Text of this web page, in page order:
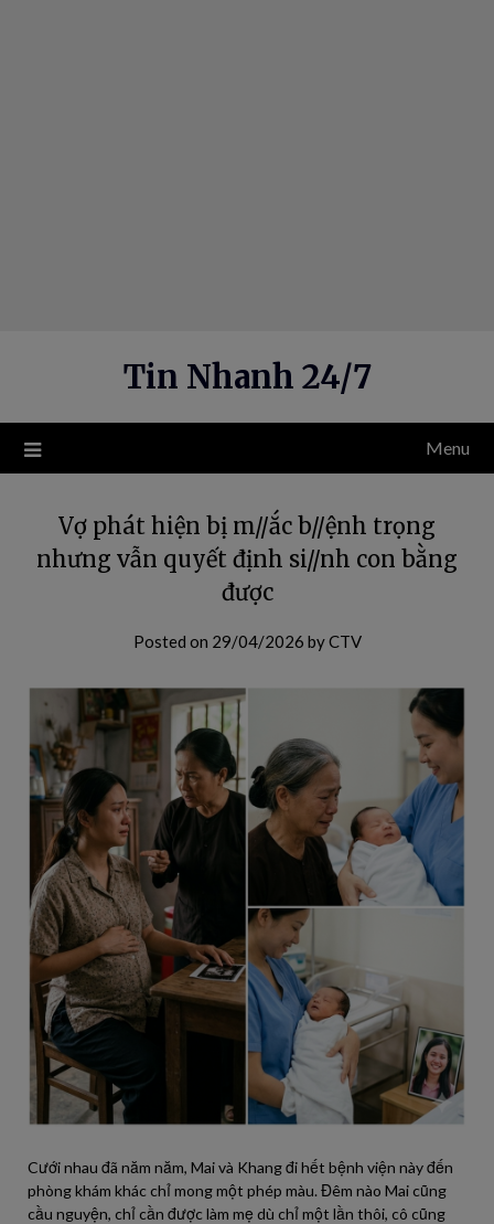
Tin Nhanh 24/7
Menu
Vợ phát hiện bị m//ắc b//ệnh trọng
nhưng vẫn quyết định si//nh con bằng
được
Posted on 29/04/2026 byCTV
Cưới nhau đã năm năm, Mai và Khang đi hết bệnh viện này đến
phòng khám khác chỉ mong một phép màu. Đêm nào Mai cũng
cầu nguyện, chỉ cần được làm mẹ dù chỉ một lần thôi, cô cũng